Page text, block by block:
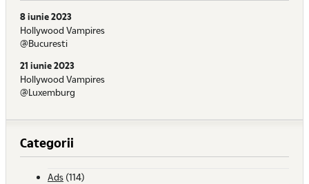
8 iunie 2023
Hollywood Vampires
@Bucuresti
21 iunie 2023
Hollywood Vampires
@Luxemburg
Categorii
Ads (114)